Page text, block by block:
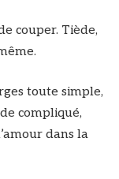
couper. Tiède,
toute simple,
compliqué,
dans la